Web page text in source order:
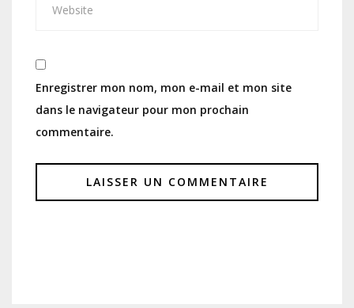
Enregistrer mon nom, mon e-mail et mon site
dans le navigateur pour mon prochain
commentaire.